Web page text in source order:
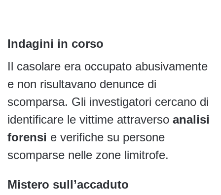
Indagini in corso
Il casolare era occupato abusivamente
e non risultavano denunce di
scomparsa. Gli investigatori cercano di
identificare le vittime attraverso analisi
forensi e verifiche su persone
scomparse nelle zone limitrofe.
Mistero sull’accaduto